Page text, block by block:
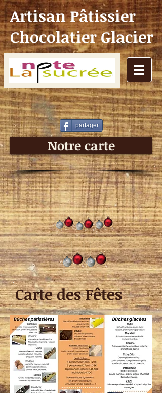
Artisan Pâtissier
Chocolatier Glacier
partager
Notre carte
Carte des Fêtes